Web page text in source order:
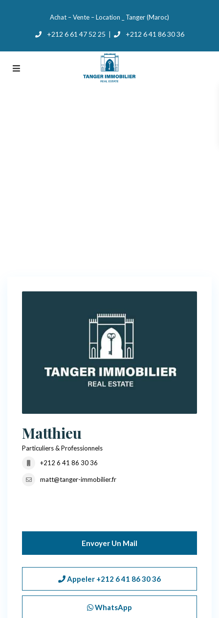
Achat – Vente – Location _ Tanger (Maroc)
+212 6 61 47 52 25 +212 6 41 86 30 36
Matthieu
Particuliers & Professionnels
+212 6 41 86 30 36
matt@tanger-immobilier.fr
Envoyer Un Mail
Appeler +212 6 41 86 30 36
WhatsApp